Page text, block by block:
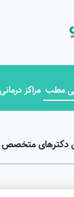
مطب مراکز درمانی
دکترهای